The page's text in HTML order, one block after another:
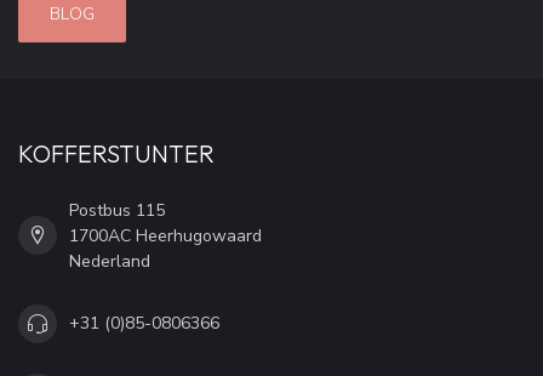
BLOG
KOFFERSTUNTER
Postbus 115
1700AC Heerhugowaard
Nederland
+31 (0)85-0806366